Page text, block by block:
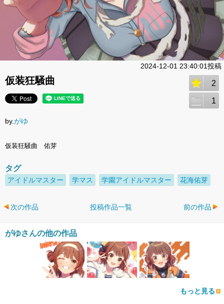
2024-12-01 23:40:01投稿
仮装狂騒曲 2
1
by.がゆ
仮装狂騒曲 佑芽
タグ
アイドルマスター 学マス 学園アイドルマスター 花海佑芽
次の作品 投稿作品一覧 前の作品
がゆさんの他の作品
もっと見る